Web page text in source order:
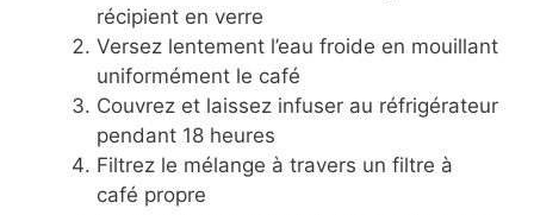
récipient en verre
Versez lentement l’eau froide en mouillant
uniformément le café
Couvrez et laissez infuser au réfrigérateur
pendant 18 heures
Filtrez le mélange à travers un filtre à
café propre